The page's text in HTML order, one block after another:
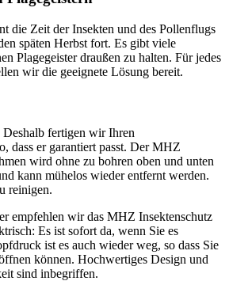
die Zeit der Insekten und des Pollenflugs
späten Herbst fort. Es gibt viele
Plagegeister draußen zu halten. Für jedes
wir die geeignete Lösung bereit.
Deshalb fertigen wir Ihren
dass er garantiert passt. Der MHZ
wird ohne zu bohren oben und unten
kann mühelos wieder entfernt werden.
reinigen.
empfehlen wir das MHZ Insektenschutz
Es ist sofort da, wenn Sie es
ist es auch wieder weg, so dass Sie
können. Hochwertiges Design und
sind inbegriffen.